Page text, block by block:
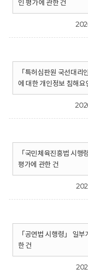
인 평가에 관한 건
「특허심판원 국선대
에 대한 개인정보 침해요
「국민체육진흥법 시
평가에 관한 건
「공연법 시행령」 일
한 건